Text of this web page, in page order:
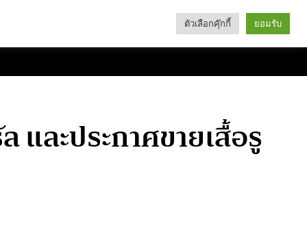
Categories
และประกาศขายเสื้อรู
ตัวเลือกคุ๊กกี้ ยอมรับ